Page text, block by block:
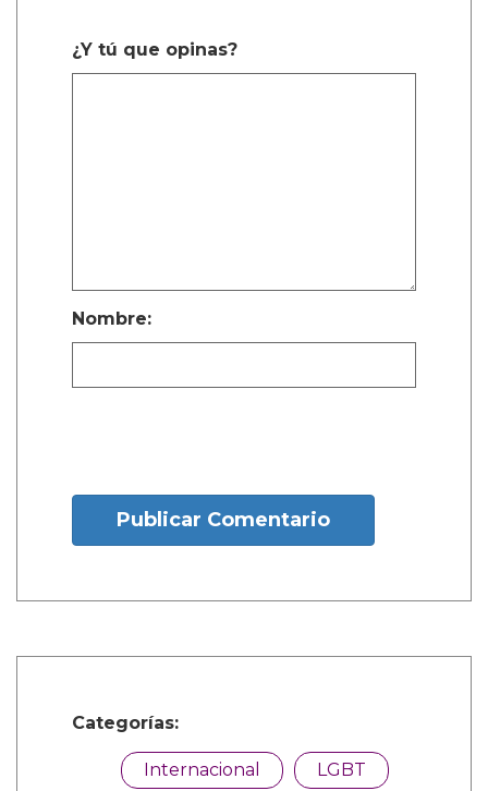
¿Y tú que opinas?
Nombre:
Publicar Comentario
Categorías:
Internacional LGBT